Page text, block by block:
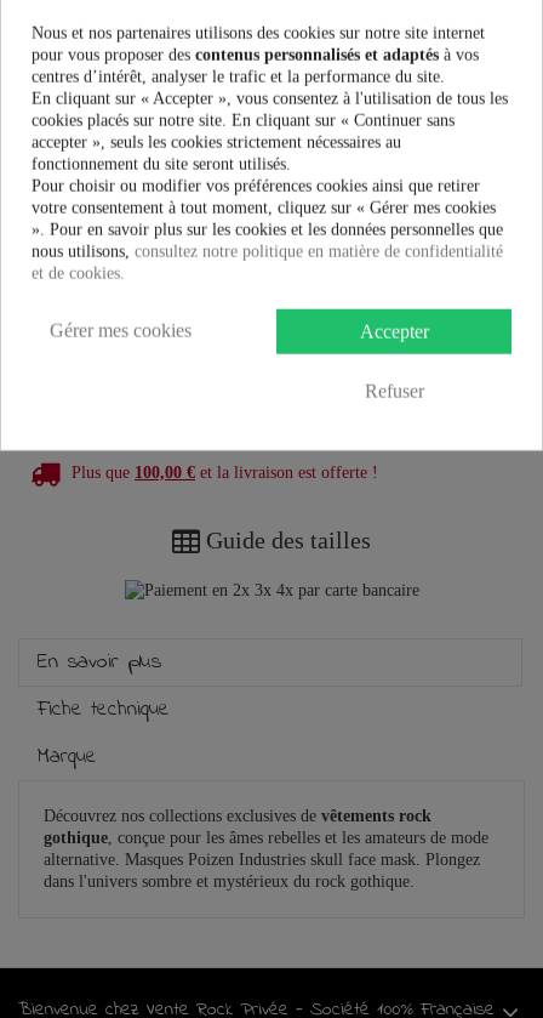
Taille:
Couleur:
9,99 €
AJOUTER AU PANIER
Plus que 100,00 € et la livraison est offerte !
Guide des tailles
En savoir plus
Fiche technique
Marque
Découvrez nos collections exclusives de vêtements rock
gothique, conçue pour les âmes rebelles et les amateurs de mode
alternative. Masques Poizen Industries skull face mask. Plongez
dans l'univers sombre et mystérieux du rock gothique.
Bienvenue chez Vente Rock Privée - Société 100% Française
Nous et nos partenaires utilisons des cookies sur notre site internet
pour vous proposer des contenus personnalisés et adaptés à vos
centres d’intérêt, analyser le trafic et la performance du site.
En cliquant sur « Accepter », vous consentez à l'utilisation de tous les
cookies placés sur notre site. En cliquant sur « Continuer sans
accepter », seuls les cookies strictement nécessaires au
fonctionnement du site seront utilisés.
Pour choisir ou modifier vos préférences cookies ainsi que retirer
votre consentement à tout moment, cliquez sur « Gérer mes cookies
». Pour en savoir plus sur les cookies et les données personnelles que
nous utilisons, consultez notre politique en matière de confidentialité
et de cookies.
Accepter
Refuser
Gérer mes cookies